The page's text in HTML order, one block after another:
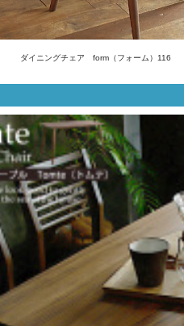
ダイニングチェア form（フォーム）116